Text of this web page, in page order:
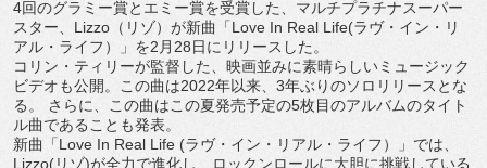
4回のグラミー賞とエミー賞を受賞した、 マルチプラチナスーパー
スター、Lizzo（リゾ）が新曲「Love In Real Life(ラヴ・イン・リ
アル・ライフ）」 を2月28日にリリースした。
コリン・ティリーが監督した、 映画並みに素晴らしいミュージック
ビデオも公開。
この曲は2022年以来、3年ぶりのソロリリースとな
る。 さらに、
この曲はこの夏発売予定の5枚目のアルバムのタイト
ル曲であるこ とも発表。
新曲「Love In Real Life (ラヴ・イン・リアル・ライフ）」では、
Lizzo(リゾ)が全力で進化し、
ロックンロールに大胆に挑戦している